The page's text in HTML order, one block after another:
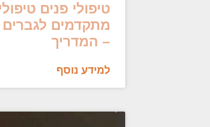
טיפולי פנים
מתקדמים לגברים
– המדריך
למידע נוסף